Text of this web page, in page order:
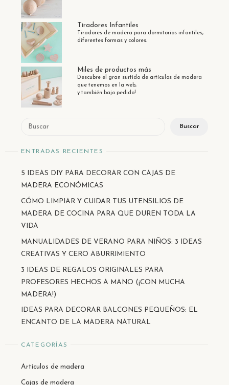
Tiradores Infantiles
Tiradores de madera para dormitorios infantiles,
diferentes formas y colores.
Miles de productos más
Descubre el gran surtido de artículos de madera
que tenemos en la web,
y también bajo pedido!
Buscar
Buscar
ENTRADAS RECIENTES
5 IDEAS DIY PARA DECORAR CON CAJAS DE
MADERA ECONÓMICAS
CÓMO LIMPIAR Y CUIDAR TUS UTENSILIOS DE
MADERA DE COCINA PARA QUE DUREN TODA LA
VIDA
MANUALIDADES DE VERANO PARA NIÑOS: 3 IDEAS
CREATIVAS Y CERO ABURRIMIENTO
3 IDEAS DE REGALOS ORIGINALES PARA
PROFESORES HECHOS A MANO (¡CON MUCHA
MADERA!)
IDEAS PARA DECORAR BALCONES PEQUEÑOS: EL
ENCANTO DE LA MADERA NATURAL
CATEGORÍAS
Artículos de madera
Cajas de madera